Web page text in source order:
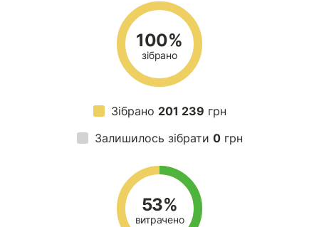
100%
зібрано
Зібрано 201 239 грн
Залишилось зібрати 0грн
53%
витрачено